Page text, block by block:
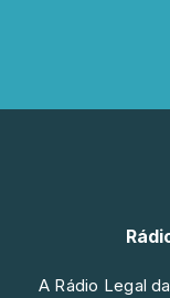
A Rádio Legal